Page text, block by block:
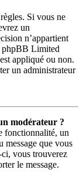
Si vous ne
un
n’appartient
phpBB Limited
appliqué ou non.
un administrateur
modérateur ?
fonctionnalité, un
message que vous
vous trouverez
le message.